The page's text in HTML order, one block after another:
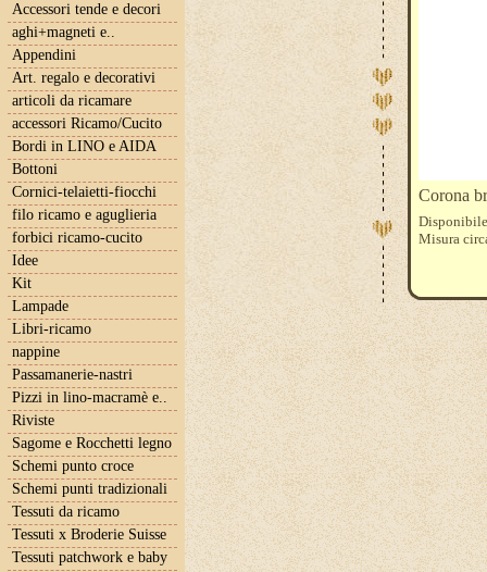
Accessori tende e decori
aghi+magneti e..
Appendini
Art. regalo e decorativi
articoli da ricamare
accessori Ricamo/Cucito
Bordi in LINO e AIDA
Bottoni
Cornici-telaietti-fiocchi
filo ricamo e aguglieria
forbici ricamo-cucito
Idee
Kit
Lampade
Libri-ricamo
nappine
Passamanerie-nastri
Pizzi in lino-macramè e..
Riviste
Sagome e Rocchetti legno
Schemi punto croce
Schemi punti tradizionali
Tessuti da ricamo
Tessuti x Broderie Suisse
Tessuti patchwork e baby
Corona
Misura